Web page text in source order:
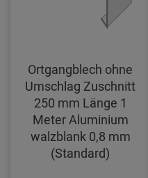
Ortgangblech ohne
Umschlag Zuschnitt
250 mm Länge 1
Meter Aluminium
walzblank 0,8 mm
(Standard)